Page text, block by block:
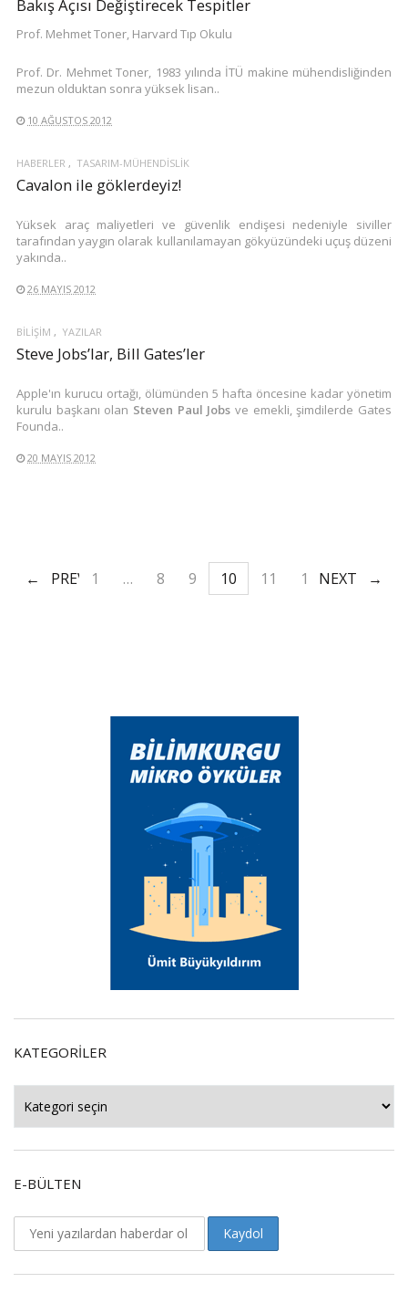
Bakış Açısı Değiştirecek Tespitler
Prof. Mehmet Toner, Harvard Tıp Okulu
Prof. Dr. Mehmet Toner, 1983 yılında İTÜ makine mühendisliğinden
mezun olduktan sonra yüksek lisan..
10 AĞUSTOS 2012
HABERLER TASARIM-MÜHENDISLIK
Cavalon ile göklerdeyiz!
Yüksek araç maliyetleri ve güvenlik endişesi nedeniyle siviller
tarafından yaygın olarak kullanılamayan gökyüzündeki uçuş düzeni
yakında..
26 MAYIS 2012
BILIŞIM YAZILAR
Steve Jobs’lar, Bill Gates’ler
Apple'ın kurucu ortağı, ölümünden 5 hafta öncesine kadar yönetim
kurulu başkanı olan Steven Paul Jobs ve emekli, şimdilerde Gates
Founda..
20 MAYIS 2012
PREV 1 … 8 9 10 11 12 NEXT
KATEGORILER
E-BÜLTEN